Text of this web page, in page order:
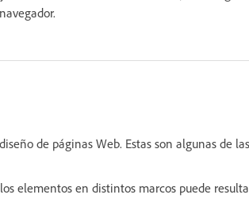
de páginas Web. Estas son algunas de
elementos en distintos marcos puede